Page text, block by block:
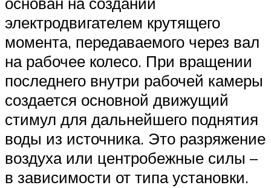
электродвигателем крутящего
момента, передаваемого через вал
на рабочее колесо. При вращении
последнего внутри рабочей камеры
создается основной движущий
стимул для дальнейшего поднятия
воды из источника. Это разряжение
воздуха или центробежные силы –
в зависимости от типа установки.